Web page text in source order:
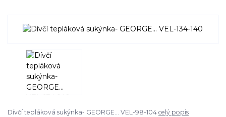
Dívčí tepláková sukýnka- GEORGE... VEL-98-104 celý popis